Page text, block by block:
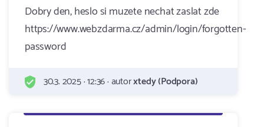
Dobry den, heslo si muzete nechat zaslat zde
https://www.webzdarma.cz/admin/login/forgotten-
password
30.3. 2025 · 12:36 · autorxtedy (Podpora)